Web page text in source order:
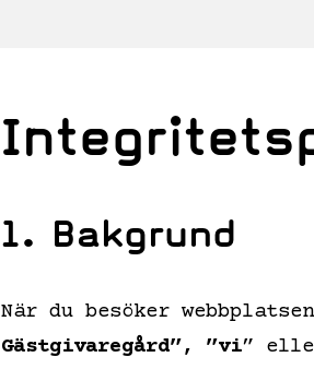
1. Bakgrund
När du besöker
Gästgivaregård”, ”vi”